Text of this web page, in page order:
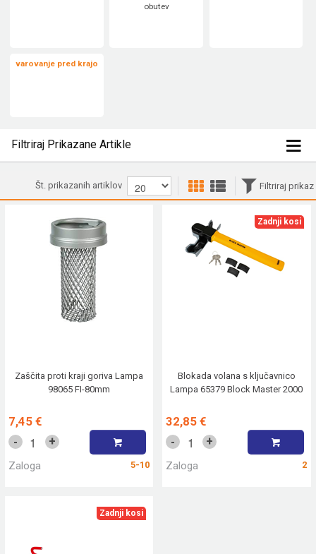
obutev
varovanje pred krajo
Filtriraj Prikazane Artikle
Filtriraj prikaz
Št. prikazanih artiklov
Zaščita proti kraji goriva Lampa
98065 FI-80mm
7,45 €
- +
Zaloga 5-10
Zadnji kosi
Blokada volana s ključavnico
Lampa 65379 Block Master 2000
32,85 €
- +
Zaloga 2
Zadnji kosi